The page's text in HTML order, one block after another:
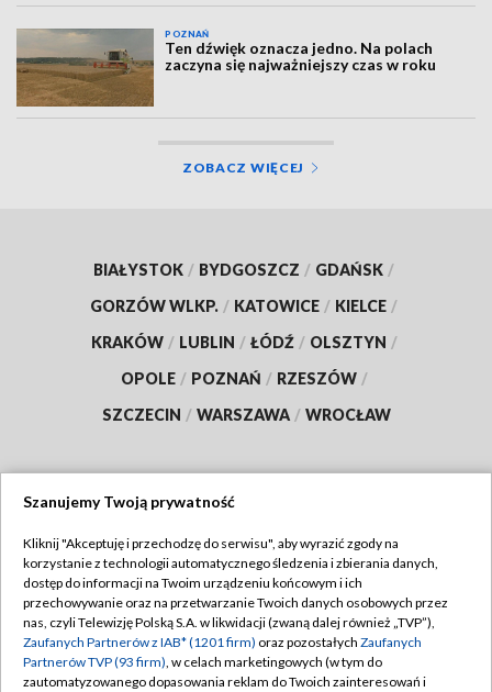
POZNAŃ
Ten dźwięk oznacza jedno. Na polach
zaczyna się najważniejszy czas w roku
ZOBACZ WIĘCEJ
BIAŁYSTOK / BYDGOSZCZ / GDAŃSK /
GORZÓW WLKP. / KATOWICE / KIELCE /
KRAKÓW / LUBLIN / ŁÓDŹ / OLSZTYN /
OPOLE / POZNAŃ / RZESZÓW /
SZCZECIN / WARSZAWA / WROCŁAW
TVP
Abonament TVP
Emisja w TVP
Centrum informacji TVP
Regulamin TVP
Polityka prywatności
Moje zgody
Szanujemy Twoją prywatność
Kliknij "Akceptuję i przechodzę do serwisu", aby wyrazić zgody na
korzystanie z technologii automatycznego śledzenia i zbierania danych,
dostęp do informacji na Twoim urządzeniu końcowym i ich
przechowywanie oraz na przetwarzanie Twoich danych osobowych przez
nas, czyli Telewizję Polską S.A. w likwidacji (zwaną dalej również „TVP”),
Zaufanych Partnerów z IAB* (1201 firm) oraz pozostałych Zaufanych
Partnerów TVP (93 firm), w celach marketingowych (w tym do
zautomatyzowanego dopasowania reklam do Twoich zainteresowań i